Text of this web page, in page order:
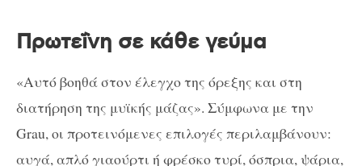
Πρωτεΐνη σε κάθε γεύμα
«Αυτό βοηθά στον έλεγχο της όρεξης και στη
διατήρηση της μυϊκής μάζας». Σύμφωνα με την
Grau, οι προτεινόμενες επιλογές περιλαμβάνουν:
αυγά, απλό γιαούρτι ή φρέσκο ​​τυρί, όσπρια, ψάρια,